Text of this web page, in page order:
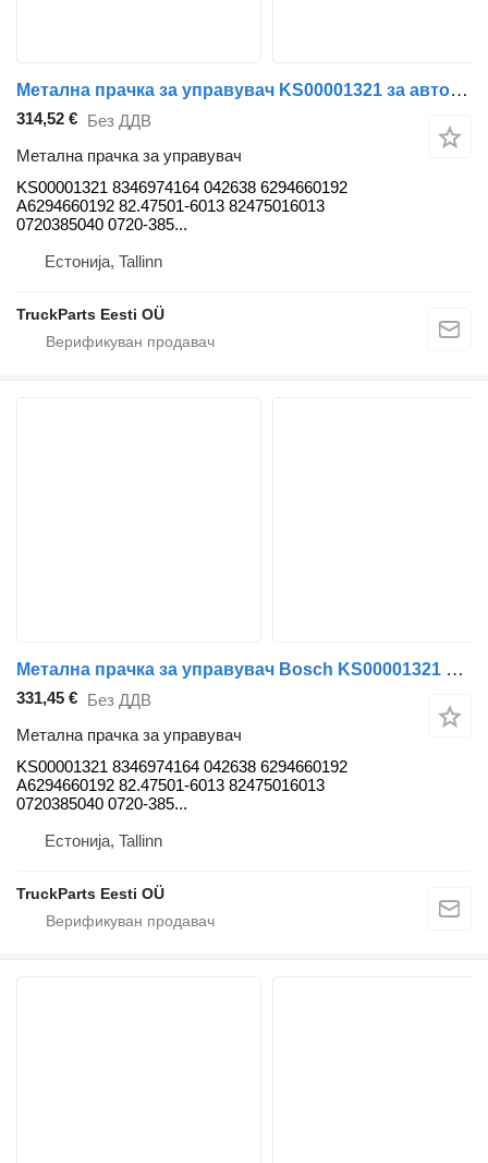
Метална прачка за управувач KS00001321 за автобус Solaris Urbino, Alpino, Vacanza (1999-)
314,52 € Без ДДВ
Метална прачка за управувач
KS00001321 8346974164 042638 6294660192
A6294660192 82.47501-6013 82475016013
0720385040 0720-385...
Естонија, Tallinn
TruckParts Eesti OÜ
Метална прачка за управувач Bosch KS00001321 за автобус Solaris Urbino, Alpino, Vacanza (1999)
331,45 € Без ДДВ
Метална прачка за управувач
KS00001321 8346974164 042638 6294660192
A6294660192 82.47501-6013 82475016013
0720385040 0720-385...
Естонија, Tallinn
TruckParts Eesti OÜ